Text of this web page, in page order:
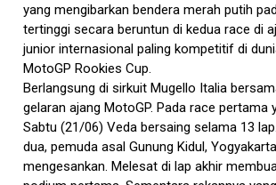
yang mengibarkan bendera merah putih
tertinggi secara beruntun di kedua race di
junior internasional paling kompetitif di
MotoGP Rookies Cup.
Berlangsung di sirkuit Mugello Italia
gelaran ajang MotoGP. Pada race pertama
Sabtu (21/06) Veda bersaing selama 13
dua, pemuda asal Gunung Kidul,
mengesankan. Melesat di lap akhir